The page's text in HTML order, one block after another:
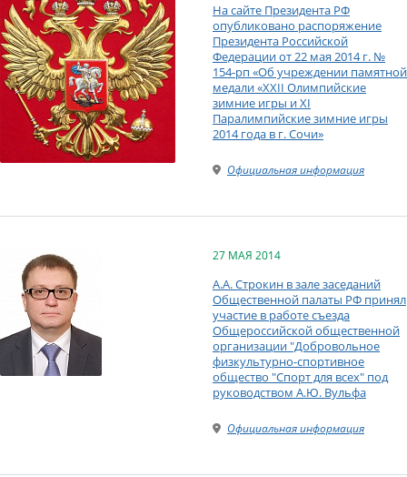
На сайте Президента РФ
опубликовано распоряжение
Президента Российской
Федерации от 22 мая 2014 г. №
154-рп «Об учреждении памятной
медали «XXII Олимпийские
зимние игры и XI
Паралимпийские зимние игры
2014 года в г. Сочи»
Официальная информация
27 МАЯ 2014
А.А. Строкин в зале заседаний
Общественной палаты РФ принял
участие в работе съезда
Общероссийской общественной
организации "Добровольное
физкультурно-спортивное
общество "Спорт для всех" под
руководством А.Ю. Вульфа
Официальная информация